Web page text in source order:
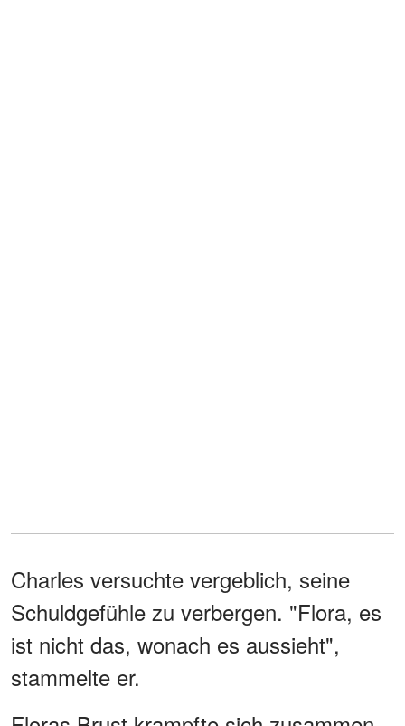
Charles versuchte vergeblich, seine
Schuldgefühle zu verbergen. "Flora, es
ist nicht das, wonach es aussieht",
stammelte er.